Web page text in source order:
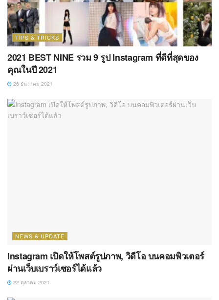
TIPS & TRICKS
2021 BEST NINE รวม 9 รูป Instagram ที่ดีที่สุดของ
คุณในปี 2021
26 ธันวาคม 2021
NEWS & UPDATE
Instagram เปิดให้โพสต์รูปภาพ, วิดีโอ บนคอมพิวเตอร์
ผ่านเว็บเบราว์เซอร์ได้แล้ว
22 ตุลาคม 2021